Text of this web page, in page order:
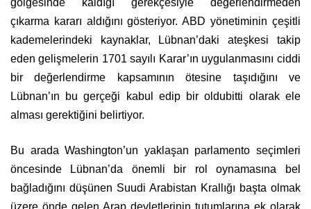
gölgesinde kaldığı gerekçesiyle değerlendirmeden
çıkarma kararı aldığını gösteriyor. ABD yönetiminin çeşitli
kademelerindeki kaynaklar, Lübnan’daki ateşkesi takip
eden gelişmelerin 1701 sayılı Karar’ın uygulanmasını ciddi
bir değerlendirme kapsamının ötesine taşıdığını ve
Lübnan’ın bu gerçeği kabul edip bir oldubitti olarak ele
alması gerektiğini belirtiyor.
Bu arada Washington’un yaklaşan parlamento seçimleri
öncesinde Lübnan’da önemli bir rol oynamasına bel
bağladığını düşünen Suudi Arabistan Krallığı başta olmak